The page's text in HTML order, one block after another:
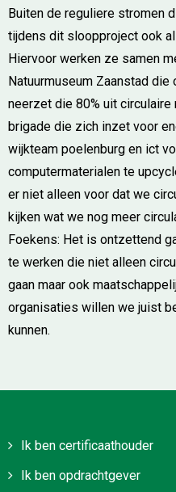
Buiten de reguliere stromen
tijdens dit sloopproject ook
Hiervoor werken ze samen
Natuurmuseum Zaanstad
neerzet die 80% uit
brigade die zich inzet voor
wijkteam poelenburg en ict
computermaterialen te
er niet alleen voor dat we
kijken wat we nog meer
Foekens: Het is ontzettend
te werken die niet alleen
gaan maar ook
organisaties willen we juist
kunnen.
Ik ben certificaathouder
Ik ben opdrachtgever